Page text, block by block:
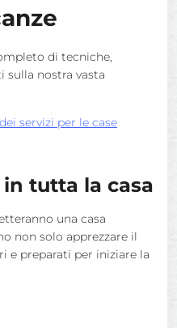
di tecniche,
nostra vasta
servizi per le case
tutta la casa
una casa
non solo apprezzare il
e preparati per iniziare la